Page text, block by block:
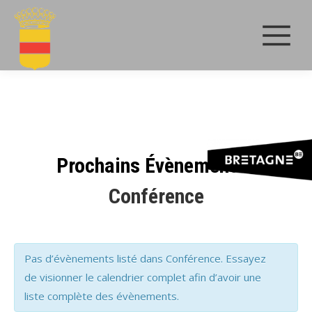
Prochains Évènements›
Conférence
Recherche
et
navigation
Pas d’évènements listé dans Conférence. Essayez
de visionner le calendrier complet afin d’avoir une
liste complète des évènements.